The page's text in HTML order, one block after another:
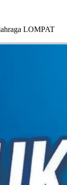
LOMPAT